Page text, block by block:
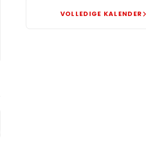
VOLLEDIGE KALENDER